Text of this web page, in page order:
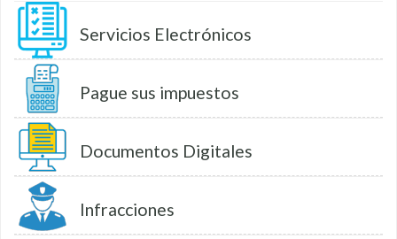
Servicios Electrónicos
Pague sus impuestos
Documentos Digitales
Infracciones